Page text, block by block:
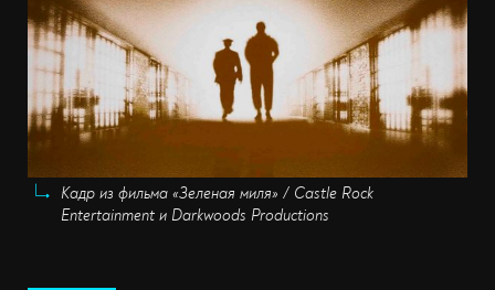
Кадр из фильма «Зеленая миля» / Castle Rock
Entertainment и Darkwoods Productions